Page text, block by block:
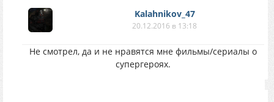
Kalahnikov_47
20.12.2016 в 13:18
Не смотрел, да и не нравятся мне фильмы/сериалы о
супергероях.